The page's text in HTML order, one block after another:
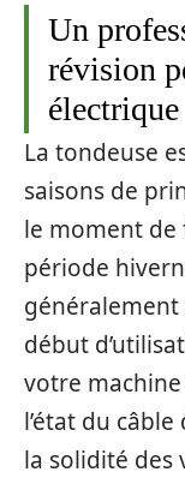
Un
révision
électrique
La tondeuse
saisons de
le moment de
période
généralement
début
votre
l’état du
la solidité des